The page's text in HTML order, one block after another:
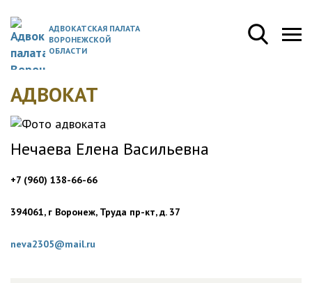
АДВОКАТСКАЯ ПАЛАТА
ВОРОНЕЖСКОЙ
ОБЛАСТИ
АДВОКАТ
Нечаева Елена Васильевна
+7 (960) 138-66-66
394061, г Воронеж, Труда пр-кт, д. 37
neva2305@mail.ru